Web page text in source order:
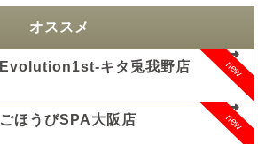
オススメ
new
Evolution1st-キタ兎我野店
new
ごほうびSPA大阪店